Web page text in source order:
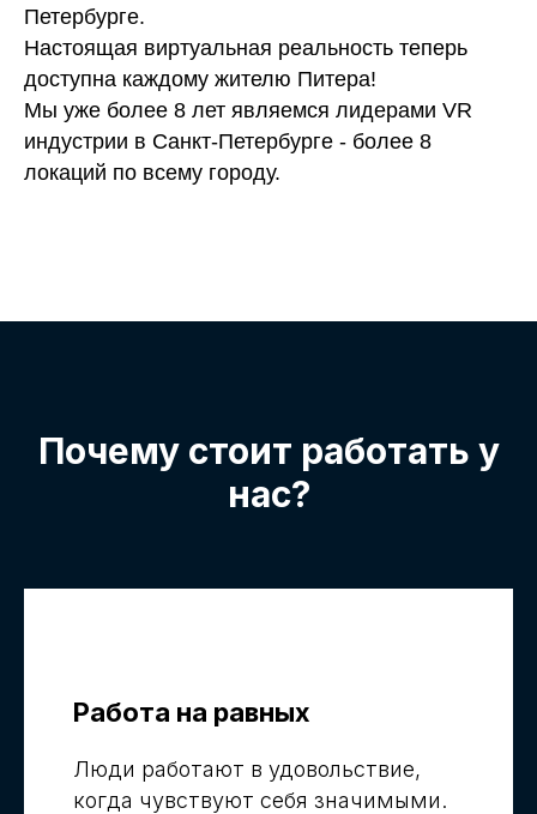
Петербурге.
Настоящая виртуальная реальность теперь
доступна каждому жителю Питера!
Мы уже более 8 лет являемся лидерами VR
индустрии в Санкт-Петербурге - более 8
локаций по всему городу.
Почему стоит работать у
нас?
Работа на равных
Люди работают в удовольствие,
когда чувствуют себя значимыми.